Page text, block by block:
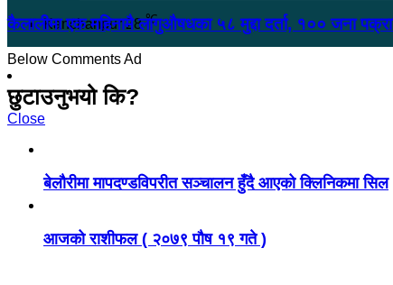
Kanchanpur 28℃
कैलालीमा एक महिनामै लागुऔषधका ५८ मुद्दा दर्ता, १०० जना
Below Comments Ad
छुटाउनुभयो कि?
Close
बेलौरीमा मापदण्डविपरीत सञ्चालन हुँदै आएको क्लिनिकमा सिल
आजको राशीफल ( २०७९ पौष १९ गते )